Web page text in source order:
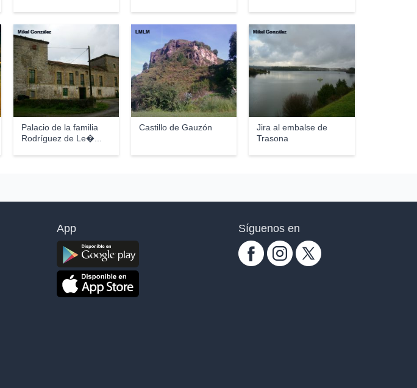
Palacio de la familia
Rodríguez de Le�...
Mikel González
Castillo de Gauzón
LMLM
Jira al embalse de
Trasona
Mikel González
App Síguenos en